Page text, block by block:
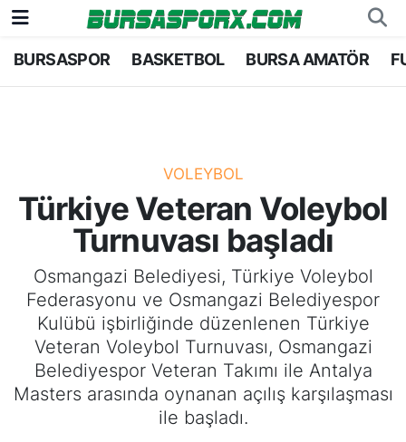
BURSASPOR BASKETBOL BURSA AMATÖR
VOLEYBOL
Türkiye Veteran Voleybol
Turnuvası başladı
Osmangazi Belediyesi, Türkiye Voleybol
Federasyonu ve Osmangazi Belediyespor
Kulübü işbirliğinde düzenlenen Türkiye
Veteran Voleybol Turnuvası, Osmangazi
Belediyespor Veteran Takımı ile Antalya
Masters arasında oynanan açılış karşılaşması
ile başladı.
Bursaspor
Bursa Amatör
Hentbol
Voleybol
Genel
Bursa Nöbetçi Eczaneler
Bursa Trafik Yoğunluk Haritası
TFF 2.Lig Kırmızı Grup Puan Durumu ve Fikstür
Tüm Manşetler
Son Dakika Haberleri
Haber Arşivi